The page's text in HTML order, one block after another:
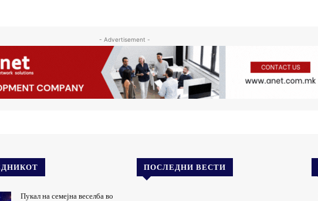
- Advertisement -
Пукал на семејна веселба во
ПОСЛЕДНИ ВЕСТИ